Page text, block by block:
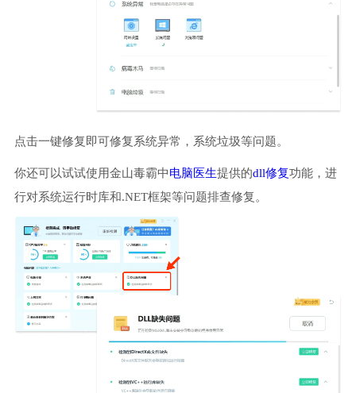
点击一键修复即可修复系统异常，系统垃圾等问题。
你还可以试试使用金山毒霸中电脑医生提供的dll修复功能，进
行对系统运行时库和.NET框架等问题排查修复。